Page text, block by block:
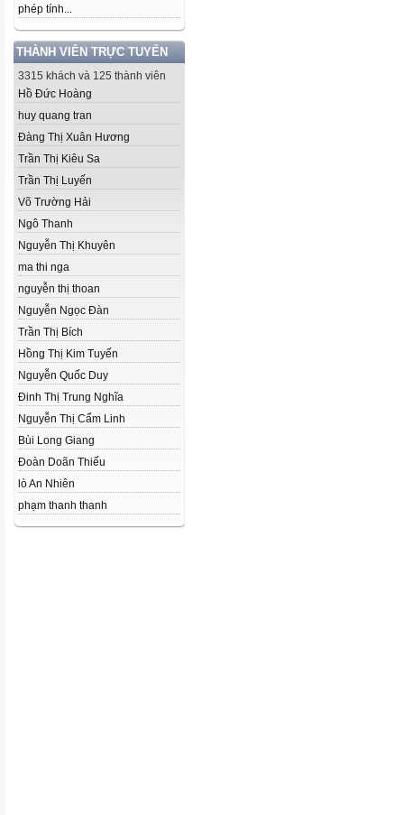
phép tính...
THÀNH VIÊN TRỰC TUYẾN
3315 khách và 125 thành viên
Hồ Đức Hoàng
huy quang tran
Đàng Thị Xuân Hương
Trần Thị Kiêu Sa
Trần Thị Luyến
Võ Trường Hải
Ngô Thanh
Nguyễn Thị Khuyên
ma thi nga
nguyễn thị thoan
Nguyễn Ngọc Đàn
Trần Thị Bích
Hồng Thị Kim Tuyến
Nguyễn Quốc Duy
Đinh Thị Trung Nghĩa
Nguyễn Thị Cẩm Linh
Bùi Long Giang
Đoàn Doãn Thiếu
lò An Nhiên
phạm thanh thanh